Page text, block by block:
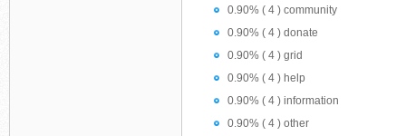
0.90% ( 4 ) community
0.90% ( 4 ) donate
0.90% ( 4 ) grid
0.90% ( 4 ) help
0.90% ( 4 ) information
0.90% ( 4 ) other